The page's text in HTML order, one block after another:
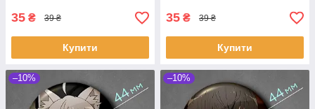
35 ₴ 39 ₴
Купити
35 ₴ 39 ₴
Купити
–10% –10%